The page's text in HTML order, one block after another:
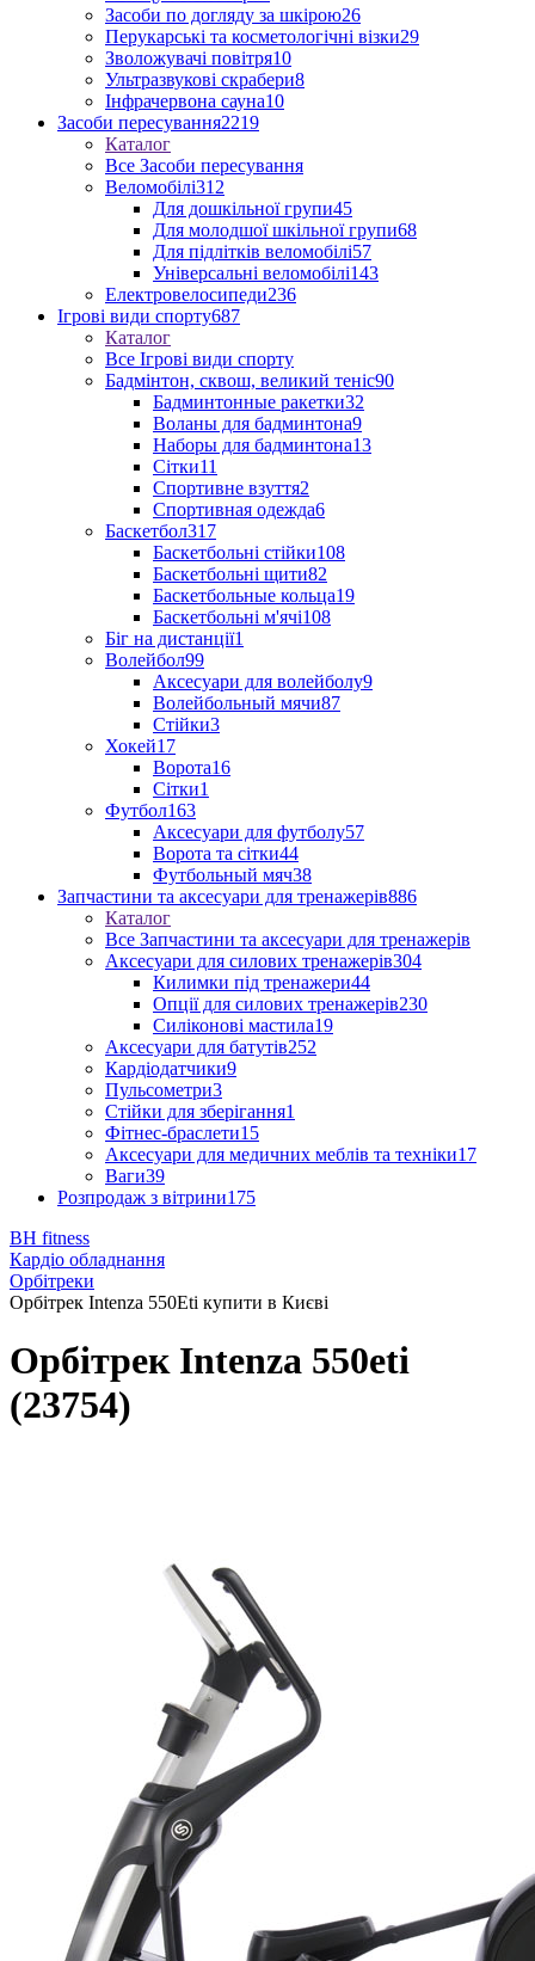
Засоби по догляду за шкірою26
Перукарські та косметологічні візки29
Зволожувачі повітря10
Ультразвукові скрабери8
Інфрачервона сауна10
Засоби пересування2219
Каталог
Все Засоби пересування
Веломобілі312
Для дошкільної групи45
Для молодшої шкільної групи68
Для підлітків веломобілі57
Універсальні веломобілі143
Електровелосипеди236
Ігрові види спорту687
Каталог
Все Ігрові види спорту
Бадмінтон, сквош, великий теніс90
Бадминтонные ракетки32
Воланы для бадминтона9
Наборы для бадминтона13
Сітки11
Спортивне взуття2
Спортивная одежда6
Баскетбол317
Баскетбольні стійки108
Баскетбольні щити82
Баскетбольные кольца19
Баскетбольні м'ячі108
Біг на дистанції1
Волейбол99
Аксесуари для волейболу9
Волейбольный мячи87
Стійки3
Хокей17
Ворота16
Сітки1
Футбол163
Аксесуари для футболу57
Ворота та сітки44
Футбольный мяч38
Запчастини та аксесуари для тренажерів886
Каталог
Все Запчастини та аксесуари для тренажерів
Аксесуари для силових тренажерів304
Килимки під тренажери44
Опції для силових тренажерів230
Силіконові мастила19
Аксесуари для батутів252
Кардіодатчики9
Пульсометри3
Стійки для зберігання1
Фітнес-браслети15
Аксесуари для медичних меблів та техніки17
Ваги39
Розпродаж з вітрини175
BH fitness
Кардіо обладнання
Орбітреки
Орбітрек Intenza 550Eti купити в Києві
Орбітрек Intenza 550eti
(23754)